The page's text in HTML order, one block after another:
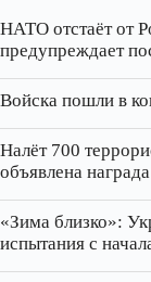
НАТО отстаёт от
предупреждает
Войска пошли в
Налёт 700
объявлена награда
«Зима близко»:
испытания с